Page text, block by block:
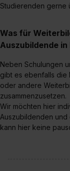
Studierenden gerne
Was für
Auszubildende
Neben Schulungen
gibt es ebenfalls die
oder andere
zusammenzusetzen.
Wir möchten hier
Auszubildenden
kann hier keine